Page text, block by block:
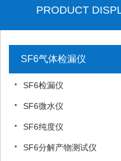
PRODUCT
SF6气体检漏仪
SF6检漏仪
SF6微水仪
SF6纯度仪
SF6分解产物测试仪